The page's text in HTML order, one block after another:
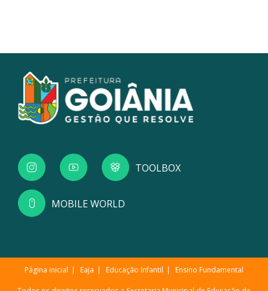
TOOLBOX
MOBILE WORLD
Página inicial Eaja Educação Infantil Ensino Fundamental